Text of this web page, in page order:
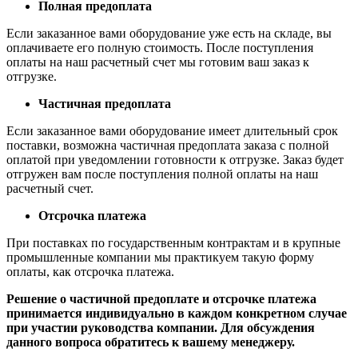
Полная предоплата
Если заказанное вами оборудование уже есть на складе, вы
оплачиваете его полную стоимость. После поступления
оплаты на наш расчетный счет мы готовим ваш заказ к
отгрузке.
Частичная предоплата
Если заказанное вами оборудование имеет длительный срок
поставки, возможна частичная предоплата заказа с полной
оплатой при уведомлении готовности к отгрузке. Заказ будет
отгружен вам после поступления полной оплаты на наш
расчетный счет.
Отсрочка платежа
При поставках по государственным контрактам и в крупные
промышленные компании мы практикуем такую форму
оплаты, как отсрочка платежа.
Решение о частичной предоплате и отсрочке платежа
принимается индивидуально в каждом конкретном случае
при участии руководства компании. Для обсуждения
данного вопроса обратитесь к вашему менеджеру.